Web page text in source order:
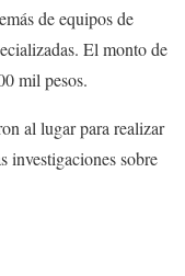
de equipos de
El monto de
mil pesos.
al lugar para realizar
investigaciones sobre